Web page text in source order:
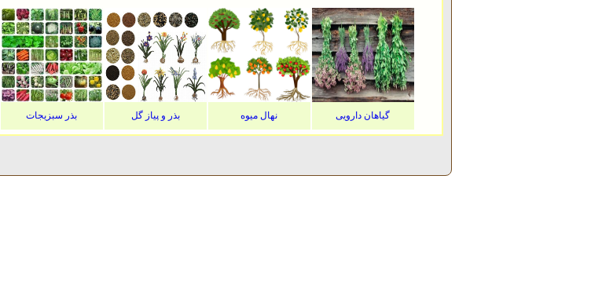
گیاهان دارویی نهال میوه بذر و پیاز گل بذر سبزیجات